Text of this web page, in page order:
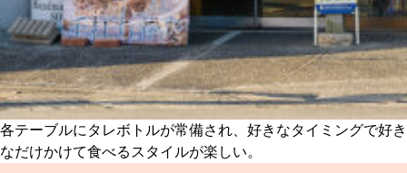
各テーブルにタレボトルが常備され、好きなタイミングで好き
なだけかけて食べるスタイルが楽しい。